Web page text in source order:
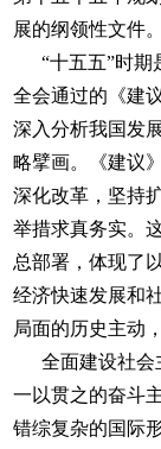
展的纲领性文件
“十五五”时
全会通过的《建
深入分析我国发
略擘画。《建议
深化改革，坚持
举措求真务实。
总部署，体现了
经济快速发展和
局面的历史主动
全面建设社
一以贯之的奋斗
错综复杂的国际